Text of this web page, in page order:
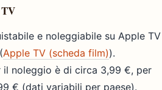
e noleggiabile su Apple
Apple TV (scheda film)).
il noleggio è di circa 3,99 €, per
€ (dati variabili per paese).